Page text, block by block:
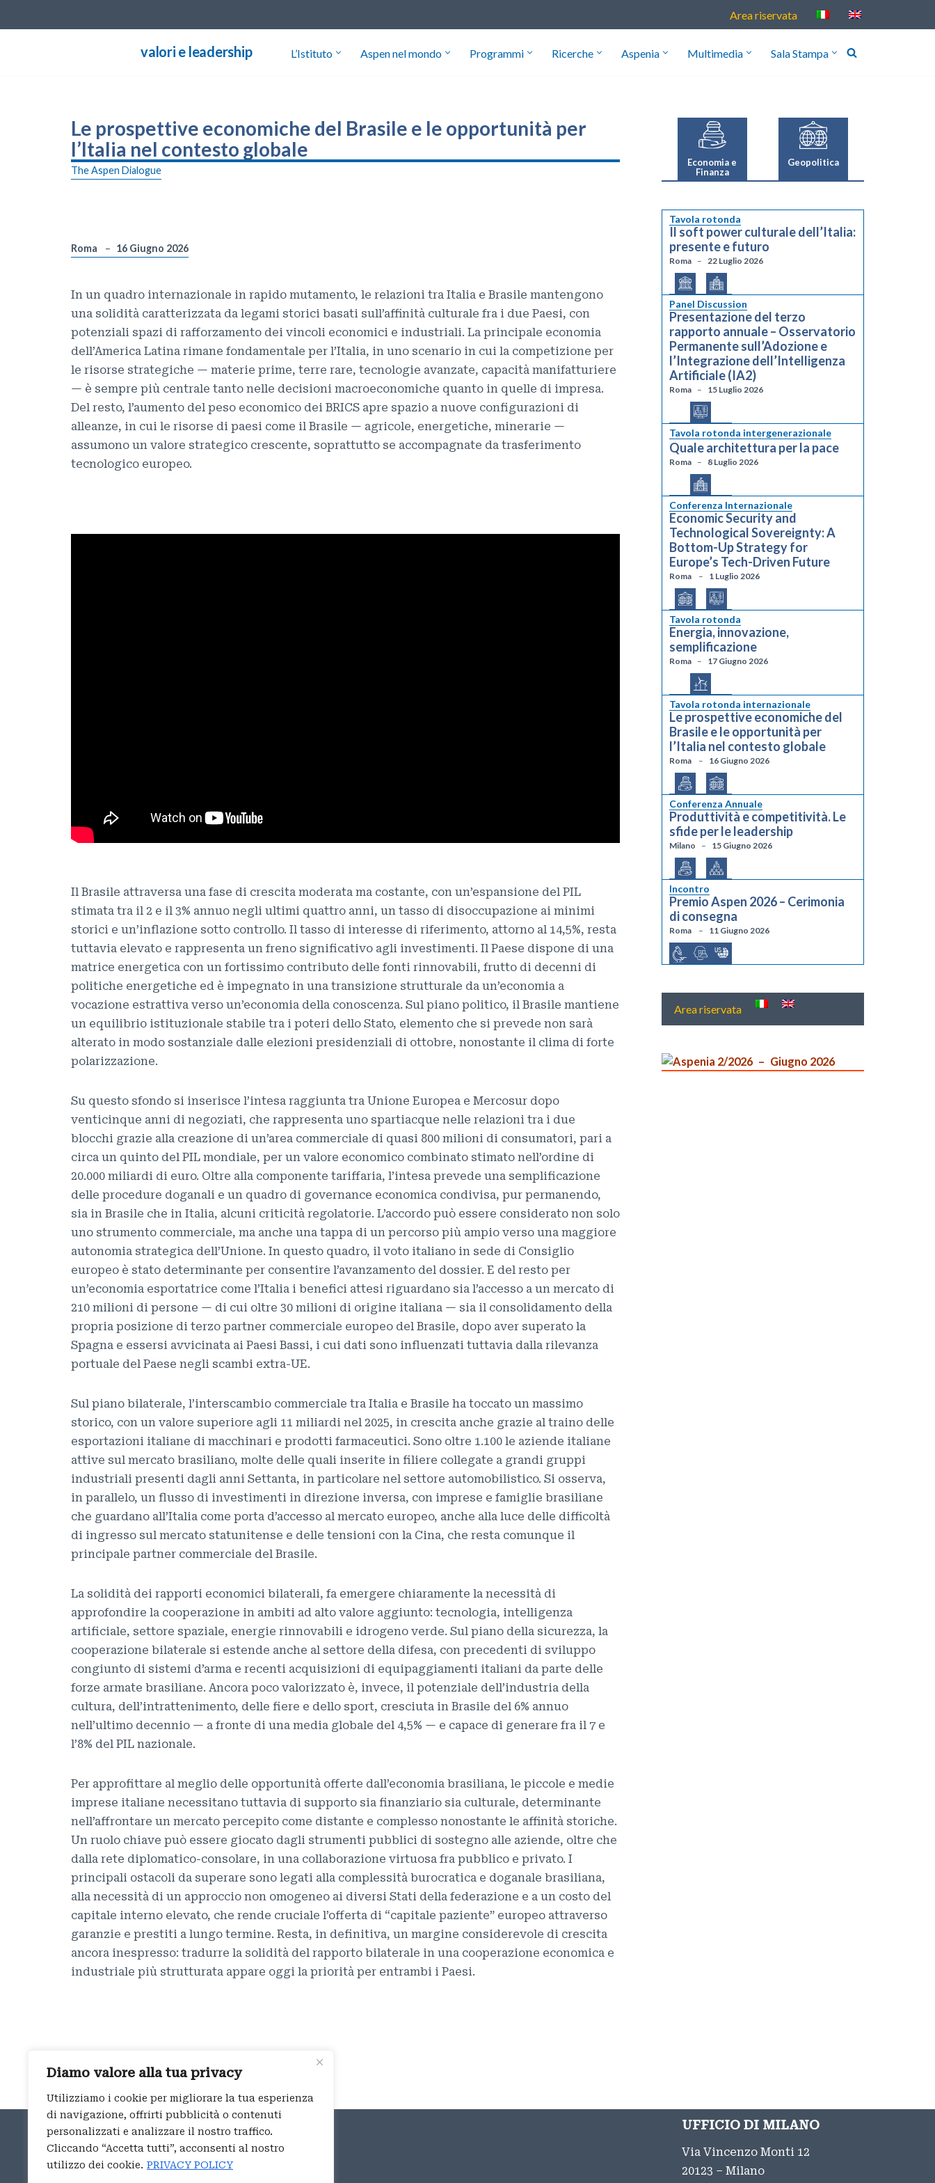
Diamo valore alla tua privacy
Utilizziamo i cookie per migliorare la tua esperienza
di navigazione, offrirti pubblicità o contenuti
personalizzati e analizzare il nostro traffico.
Cliccando “Accetta tutti”, acconsenti al nostro
utilizzo dei cookie. PRIVACY POLICY
Area riservata
valori e leadership L’Istituto Aspen nel mondo Programmi Ricerche Aspenia Multimedia Sala Stampa
Le prospettive economiche del Brasile e le opportunità per
l’Italia nel contesto globale
The Aspen Dialogue
Roma 16 Giugno 2026
In un quadro internazionale in rapido mutamento, le relazioni tra Italia e Brasile mantengono
una solidità caratterizzata da legami storici basati sull’affinità culturale fra i due Paesi, con
potenziali spazi di rafforzamento dei vincoli economici e industriali. La principale economia
dell’America Latina rimane fondamentale per l’Italia, in uno scenario in cui la competizione per
le risorse strategiche — materie prime, terre rare, tecnologie avanzate, capacità manifatturiere
— è sempre più centrale tanto nelle decisioni macroeconomiche quanto in quelle di impresa.
Del resto, l’aumento del peso economico dei BRICS apre spazio a nuove configurazioni di
alleanze, in cui le risorse di paesi come il Brasile — agricole, energetiche, minerarie —
assumono un valore strategico crescente, soprattutto se accompagnate da trasferimento
tecnologico europeo.
Il Brasile attraversa una fase di crescita moderata ma costante, con un’espansione del PIL
stimata tra il 2 e il 3% annuo negli ultimi quattro anni, un tasso di disoccupazione ai minimi
storici e un’inflazione sotto controllo. Il tasso di interesse di riferimento, attorno al 14,5%, resta
tuttavia elevato e rappresenta un freno significativo agli investimenti. Il Paese dispone di una
matrice energetica con un fortissimo contributo delle fonti rinnovabili, frutto di decenni di
politiche energetiche ed è impegnato in una transizione strutturale da un’economia a
vocazione estrattiva verso un’economia della conoscenza. Sul piano politico, il Brasile mantiene
un equilibrio istituzionale stabile tra i poteri dello Stato, elemento che si prevede non sarà
alterato in modo sostanziale dalle elezioni presidenziali di ottobre, nonostante il clima di forte
polarizzazione.
Su questo sfondo si inserisce l’intesa raggiunta tra Unione Europea e Mercosur dopo
venticinque anni di negoziati, che rappresenta uno spartiacque nelle relazioni tra i due
blocchi grazie alla creazione di un’area commerciale di quasi 800 milioni di consumatori, pari a
circa un quinto del PIL mondiale, per un valore economico combinato stimato nell’ordine di
20.000 miliardi di euro. Oltre alla componente tariffaria, l’intesa prevede una semplificazione
delle procedure doganali e un quadro di governance economica condivisa, pur permanendo,
sia in Brasile che in Italia, alcuni criticità regolatorie. L’accordo può essere considerato non solo
uno strumento commerciale, ma anche una tappa di un percorso più ampio verso una maggiore
autonomia strategica dell’Unione. In questo quadro, il voto italiano in sede di Consiglio
europeo è stato determinante per consentire l’avanzamento del dossier. E del resto per
un’economia esportatrice come l’Italia i benefici attesi riguardano sia l’accesso a un mercato di
210 milioni di persone — di cui oltre 30 milioni di origine italiana — sia il consolidamento della
propria posizione di terzo partner commerciale europeo del Brasile, dopo aver superato la
Spagna e essersi avvicinata ai Paesi Bassi, i cui dati sono influenzati tuttavia dalla rilevanza
portuale del Paese negli scambi extra-UE.
Sul piano bilaterale, l’interscambio commerciale tra Italia e Brasile ha toccato un massimo
storico, con un valore superiore agli 11 miliardi nel 2025, in crescita anche grazie al traino delle
esportazioni italiane di macchinari e prodotti farmaceutici. Sono oltre 1.100 le aziende italiane
attive sul mercato brasiliano, molte delle quali inserite in filiere collegate a grandi gruppi
industriali presenti dagli anni Settanta, in particolare nel settore automobilistico. Si osserva,
in parallelo, un flusso di investimenti in direzione inversa, con imprese e famiglie brasiliane
che guardano all’Italia come porta d’accesso al mercato europeo, anche alla luce delle difficoltà
di ingresso sul mercato statunitense e delle tensioni con la Cina, che resta comunque il
principale partner commerciale del Brasile.
La solidità dei rapporti economici bilaterali, fa emergere chiaramente la necessità di
approfondire la cooperazione in ambiti ad alto valore aggiunto: tecnologia, intelligenza
artificiale, settore spaziale, energie rinnovabili e idrogeno verde. Sul piano della sicurezza, la
cooperazione bilaterale si estende anche al settore della difesa, con precedenti di sviluppo
congiunto di sistemi d’arma e recenti acquisizioni di equipaggiamenti italiani da parte delle
forze armate brasiliane. Ancora poco valorizzato è, invece, il potenziale dell’industria della
cultura, dell’intrattenimento, delle fiere e dello sport, cresciuta in Brasile del 6% annuo
nell’ultimo decennio — a fronte di una media globale del 4,5% — e capace di generare fra il 7 e
l’8% del PIL nazionale.
Per approfittare al meglio delle opportunità offerte dall’economia brasiliana, le piccole e medie
imprese italiane necessitano tuttavia di supporto sia finanziario sia culturale, determinante
nell’affrontare un mercato percepito come distante e complesso nonostante le affinità storiche.
Un ruolo chiave può essere giocato dagli strumenti pubblici di sostegno alle aziende, oltre che
dalla rete diplomatico-consolare, in una collaborazione virtuosa fra pubblico e privato. I
principali ostacoli da superare sono legati alla complessità burocratica e doganale brasiliana,
alla necessità di un approccio non omogeneo ai diversi Stati della federazione e a un costo del
capitale interno elevato, che rende cruciale l’offerta di “capitale paziente” europeo attraverso
garanzie e prestiti a lungo termine. Resta, in definitiva, un margine considerevole di crescita
ancora inespresso: tradurre la solidità del rapporto bilaterale in una cooperazione economica e
industriale più strutturata appare oggi la priorità per entrambi i Paesi.
Economia e
Finanza
Geopolitica
Tavola rotonda
Il soft power culturale dell’Italia:
presente e futuro
Roma 22 Luglio 2026
Panel Discussion
Presentazione del terzo
rapporto annuale – Osservatorio
Permanente sull’Adozione e
l’Integrazione dell’Intelligenza
Artificiale (IA2)
Roma 15 Luglio 2026
Tavola rotonda intergenerazionale
Quale architettura per la pace
Roma 8 Luglio 2026
Conferenza Internazionale
Economic Security and
Technological Sovereignty: A
Bottom-Up Strategy for
Europe’s Tech-Driven Future
Roma 1 Luglio 2026
Tavola rotonda
Energia, innovazione,
semplificazione
Roma 17 Giugno 2026
Tavola rotonda internazionale
Le prospettive economiche del
Brasile e le opportunità per
l’Italia nel contesto globale
Roma 16 Giugno 2026
Conferenza Annuale
Produttività e competitività. Le
sfide per le leadership
Milano 15 Giugno 2026
Incontro
Premio Aspen 2026 – Cerimonia
di consegna
Roma 11 Giugno 2026
Area riservata
Aspenia 2/2026 Giugno 2026
UFFICIO DI ROMA
Piazza Navona 114
00186 – Roma
UFFICIO DI MILANO
Via Vincenzo Monti 12
20123 – Milano